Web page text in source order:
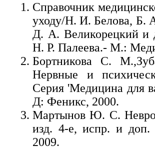
Справочник
уходу/Н. И. Белова, Б.
Д. А. Великорецкий и
Н. Р. Палеева.- М.:
Бортникова С.
Нервные и
Серия 'Медицина для
Д: Феникс, 2000.
Мартынов Ю. С.
изд. 4-е, испр. и
2009.